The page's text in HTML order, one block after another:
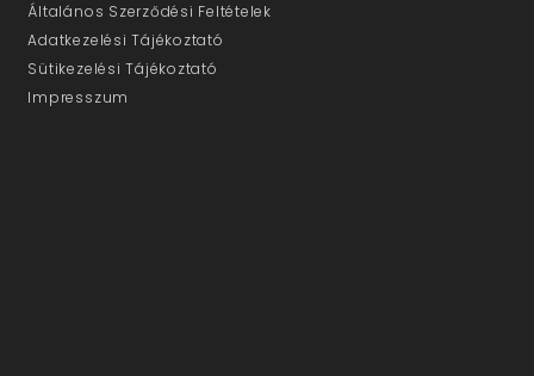
Általános Szerződési Feltételek
Adatkezelési Tájékoztató
Sütikezelési Tájékoztató
Impresszum